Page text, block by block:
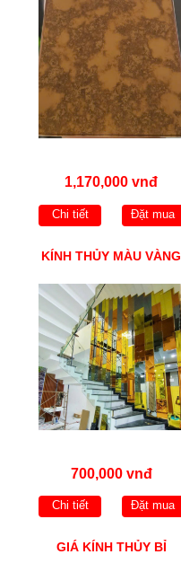
1,170,000 vnđ
Chi tiết Đặt mua
KÍNH THỦY MÀU VÀNG
700,000 vnđ
Chi tiết Đặt mua
GIÁ KÍNH THỦY BỈ